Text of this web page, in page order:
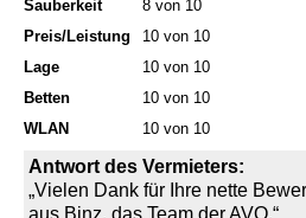
Sauberkeit
8 von 10
Preis/Leistung
10 von 10
Lage
10 von 10
Betten
10 von 10
WLAN
10 von 10
Antwort des Vermieters:
„Vielen Dank für Ihre nette
aus Binz, das Team der AVO.“